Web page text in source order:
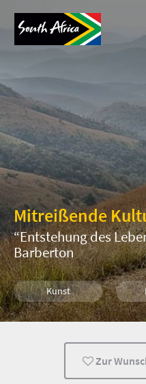
Mitreißende
“Entstehung des
Barberton
Kunst
Kult-Tour
Zur